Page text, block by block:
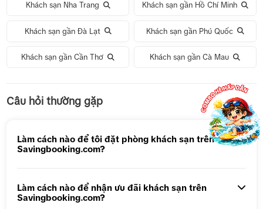
Khách sạn Nha Trang Khách sạn gần Hồ Chí Minh
Khách sạn gần Đà Lạt Khách sạn gần Phú Quốc
Khách sạn gần Cần Thơ Khách sạn gần Cà Mau
Tour 5N4Đ Hà Nội – Bali – Hà Nội
Tour 1 Ngày Động Phong Nha
Câu hỏi thường gặp
Làm cách nào để tôi đặt phòng khách sạn trên
Savingbooking.com?
Làm cách nào để nhận ưu đãi khách sạn trên
Savingbooking.com?